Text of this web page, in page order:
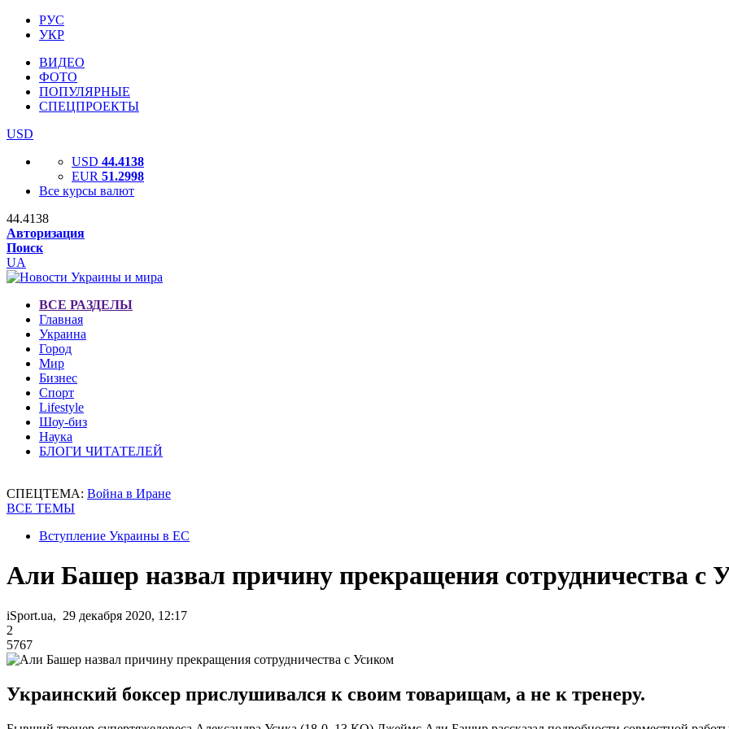
РУС
УКР
ВИДЕО
ФОТО
ПОПУЛЯРНЫЕ
СПЕЦПРОЕКТЫ
USD
USD 44.4138
EUR 51.2998
Все курсы валют
44.4138
Авторизация
Поиск
UA
ВСЕ РАЗДЕЛЫ
Главная
Украина
Город
Мир
Бизнес
Спорт
Lifestyle
Шоу-биз
Наука
БЛОГИ ЧИТАТЕЛЕЙ
СПЕЦТЕМА: Война в Иране
ВСЕ ТЕМЫ
Вступление Украины в ЕС
Али Башер назвал причину прекращения сотрудничества с
iSport.ua, 29 декабря 2020, 12:17
2
5767
Украинский боксер прислушивался к своим товарищам, а не к тренеру.